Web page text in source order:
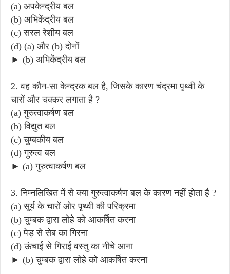
(a) अपकेन्द्रीय बल
(b) अभिकेंद्रीय बल
(c) सरल रेशीय बल
(d) (a) और (b) दोनों
► (b) अभिकेंद्रीय बल
2. वह कौन-सा केन्द्रक बल है, जिसके कारण चंद्रमा पृथ्वी के
चारों और चक्कर लगाता है ?
(a) गुरुत्वाकर्षण बल
(b) विद्युत बल
(c) चुम्बकीय बल
(d) गुरुत्व बल
► (a) गुरुत्वाकर्षण बल
3. निम्नलिखित में से क्या गुरुत्वाकर्षण बल के कारण नहीं होता है ?
(a) सूर्य के चारों ओर पृथ्वी की परिक्रमा
(b) चुम्बक द्वारा लोहे को आकर्षित करना
(c) पेड़ से सेब का गिरना
(d) ऊंचाई से गिराई वस्तु का नीचे आना
► (b) चुम्बक द्वारा लोहे को आकर्षित करना